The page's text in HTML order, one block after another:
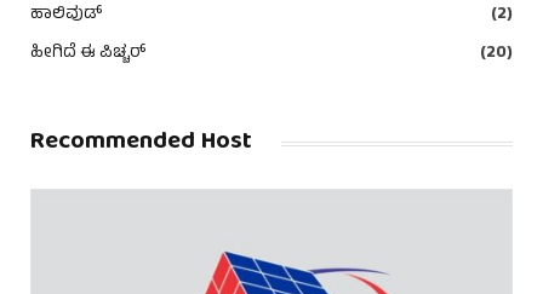
ಹಾಲಿವುಡ್
(2)
ಹೀಗಿದೆ ಈ ಪಿಚ್ಚರ್
(20)
Recommended Host